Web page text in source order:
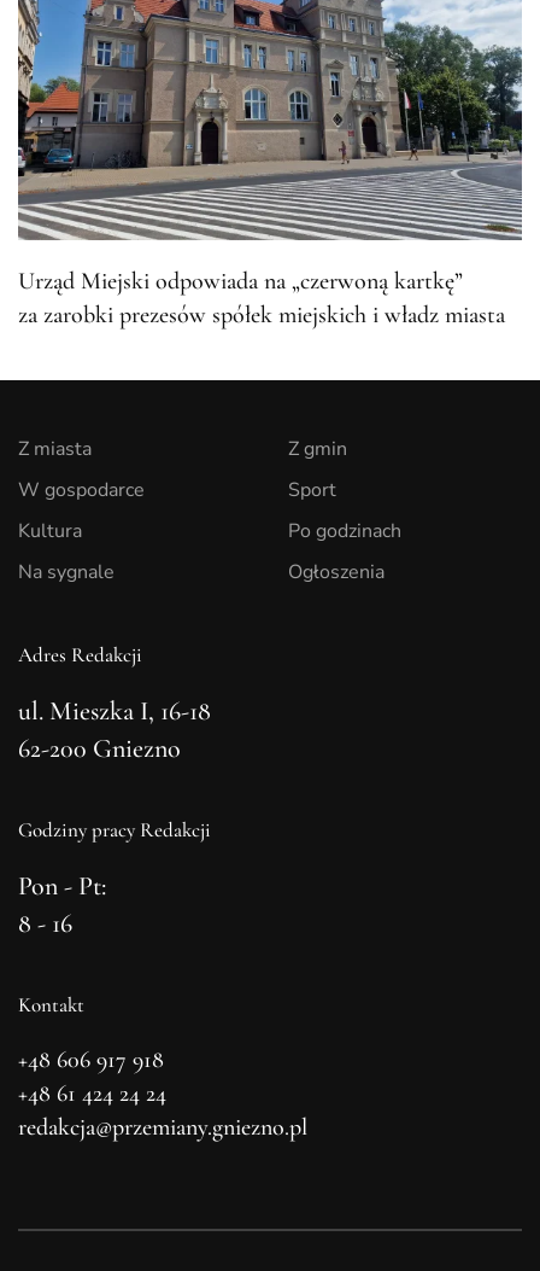
Urząd Miejski odpowiada na „czerwoną kartkę”
za zarobki prezesów spółek miejskich i władz miasta
Z miasta
W gospodarce
Kultura
Na sygnale
Z gmin
Sport
Po godzinach
Ogłoszenia
Adres Redakcji
ul. Mieszka I, 16-18
62-200 Gniezno
Godziny pracy Redakcji
Pon - Pt:
8 - 16
Kontakt
+48 606 917 918
+48 61 424 24 24
redakcja@przemiany.gniezno.pl